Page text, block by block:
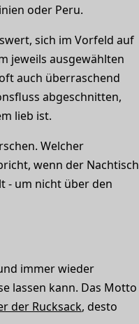
oder Peru.
sich im Vorfeld auf
jeweils ausgewählten
auch überraschend
abgeschnitten,
lieb ist.
Welcher
wenn der Nachtisch
- um nicht über den
immer wieder
lassen kann. Das Motto
der Rucksack, desto